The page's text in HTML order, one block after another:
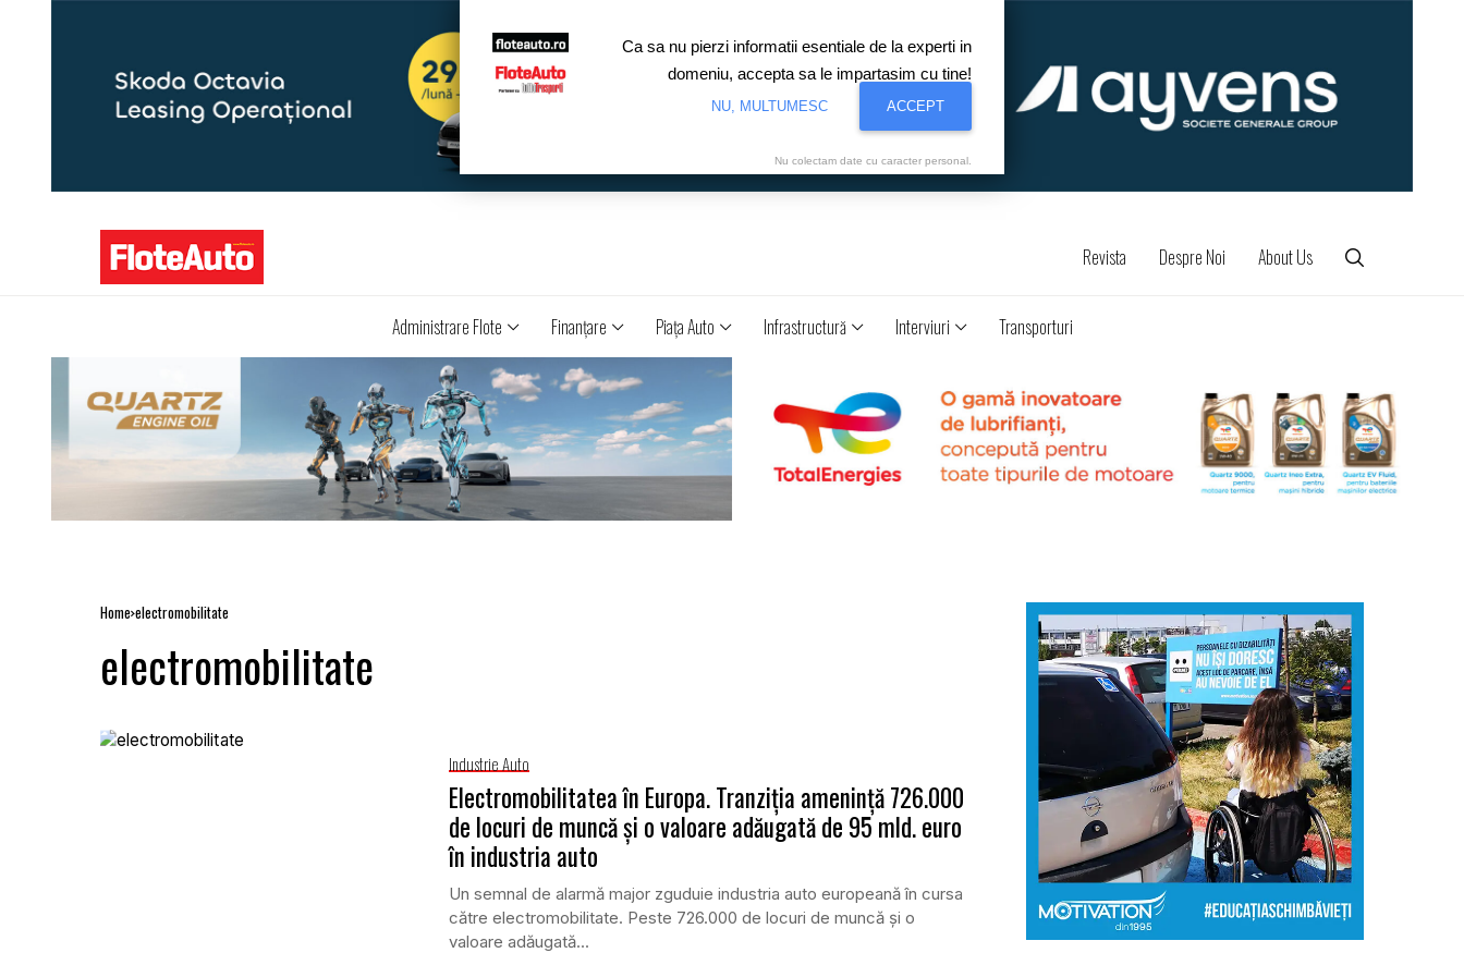
Revista Despre Noi About Us
Administrare Flote Finanţare Piaţa Auto Infrastructură Interviuri Transporturi
Home electromobilitate
electromobilitate
Industrie Auto
Electromobilitatea în Europa. Tranziția amenință 726.000
de locuri de muncă și o valoare adăugată de 95 mld. euro
în industria auto
Un semnal de alarmă major zguduie industria auto europeană în cursa
către electromobilitate. Peste 726.000 de locuri de muncă și o
valoare adăugată...
Ca sa nu pierzi informatii esentiale de la experti in
domeniu, accepta sa le impartasim cu tine!
NU, MULTUMESC ACCEPT
Nu colectam date cu caracter personal.